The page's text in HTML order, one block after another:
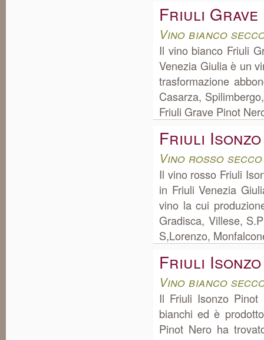
Friuli Grave
Vino bianco
Il vino bianco Friuli
Venezia Giulia è un
trasformazione
Casarza,
Friuli Grave Pinot
Friuli
Vino rosso
Il vino rosso Friuli
in Friuli Venezia
vino la cui
Gradisca, Villese,
S,Lorenzo,
Friuli Isonzo
Vino bianco
Il Friuli Isonzo
bianchi ed è
Pinot Nero ha